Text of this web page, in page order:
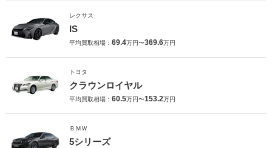
レクサス
IS
平均買取相場： 69.4万円〜369.6万円
トヨタ
クラウンロイヤル
平均買取相場： 60.5万円〜153.2万円
ＢＭＷ
5シリーズ